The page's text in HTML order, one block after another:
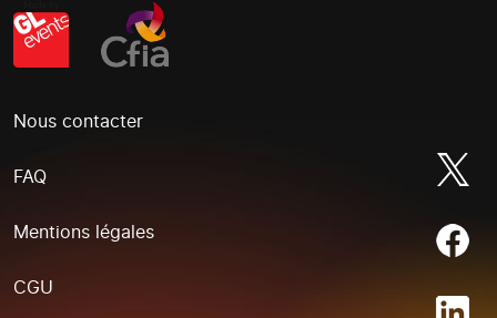
Nous contacter
FAQ
Mentions légales
CGU